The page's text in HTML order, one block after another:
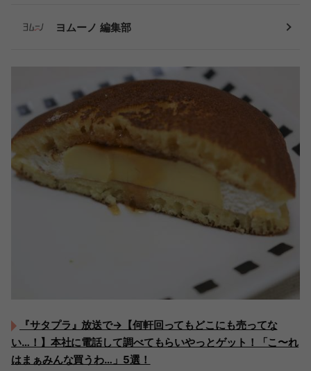
ヨムーノ 編集部
『サタプラ』放送で→【何軒回ってもどこにも売ってな
い…！】本社に電話して調べてもらいやっとゲット！「こ〜れ
はまぁみんな買うわ…」5選！